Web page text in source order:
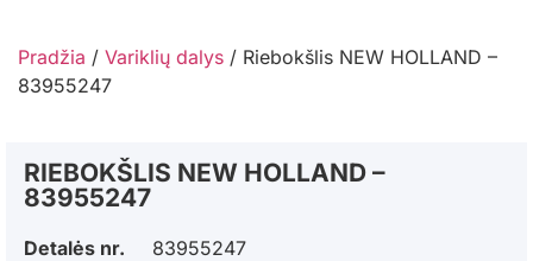
Pradžia / Variklių dalys / Riebokšlis NEW HOLLAND –
83955247
RIEBOKŠLIS NEW HOLLAND –
83955247
Detalės nr.
83955247